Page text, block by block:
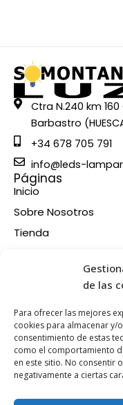
de las
Para ofrecer las mejores
cookies para almacenar y/
consentimiento de estas
como el comportamiento
en este sitio. No consentir
negativamente a ciertas
Ctra N.240 km
Barbastro
+34 678 705 791
info@leds-
Páginas
Inicio
Sobre Nosotros
Tienda
Información
Condiciones de
Política de
Política de cookies
Síganos en